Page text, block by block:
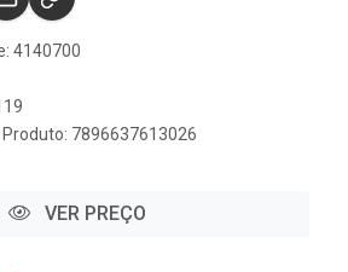
4140700
7896637613026
VER PREÇO